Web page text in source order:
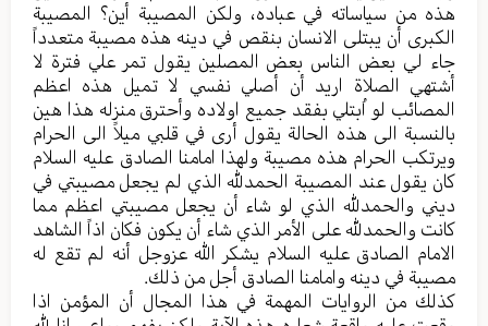
هذه من سیاساته في عباده، ولکن المصیبة أين؟ المصیبة
الکبری أن یبتلی الانسان بنقص في دینه هذه مصیبة متعدداً
جاء لي بعض الناس بعض المصلین یقول تمر علي فترة لا
أشتهي الصلاة ارید أن أصلي نفسي لا تمیل هذه اعظم
المصائب لو اُبتلي بفقد جمیع اولاده وأحترق منزله هذا هین
بالنسبة الی هذه الحالة یقول أرى في قلبي میلاً الی الحرام
ویرتکب الحرام هذه مصیبة ولهذا امامنا الصادق علیه السلام
کان یقول عند المصیبة الحمدلله الذي لم یجعل مصیبتي في
ديني والحمدلله الذي لو شاء أن يجعل مصيبتي اعظم مما
کانت والحمدلله علی الأمر الذي شاء أن يكون فكان اذاً الشاهد
الامام الصادق علیه السلام یشکر الله عزوجل أنه لم تقع له
مصیبة في دینه وامامنا الصادق أجل من ذلك.
کذلك من الروایات المهمة في هذا المجال أن المؤمن اذا